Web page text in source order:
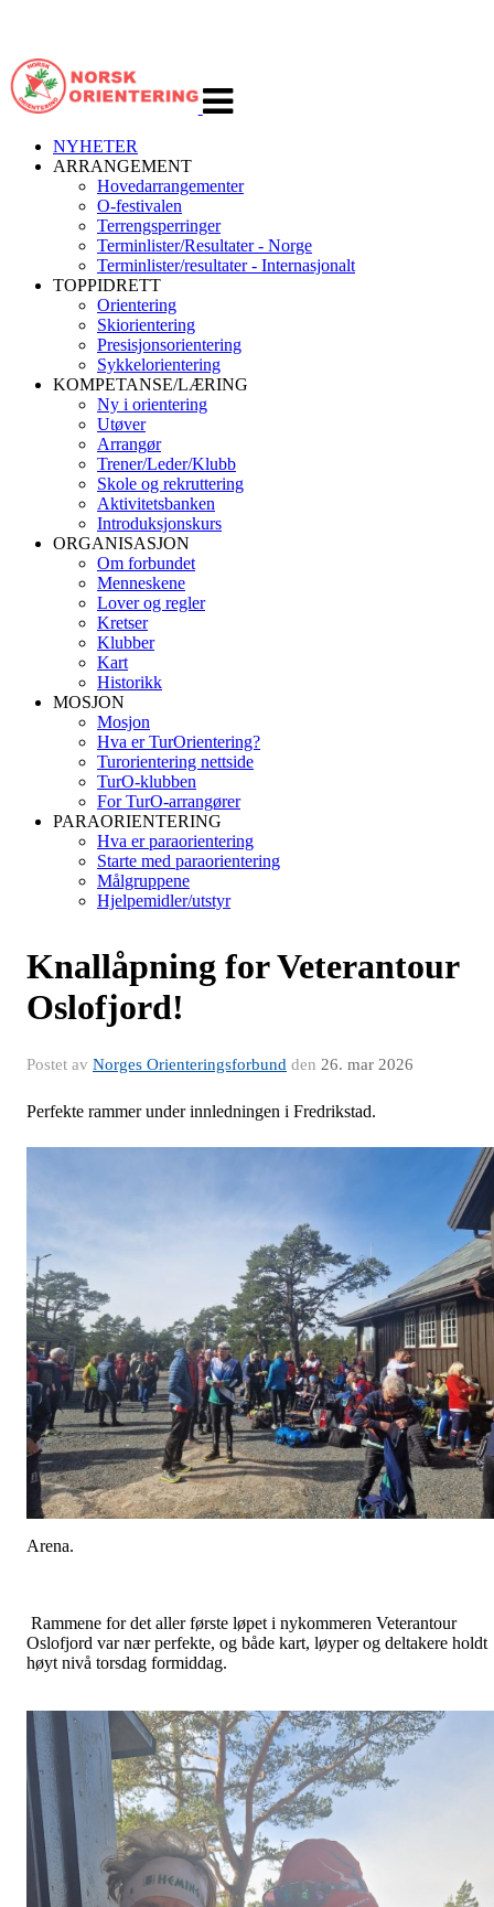
navigasjon
NYHETER
ARRANGEMENT
Hovedarrangementer
O-festivalen
Terrengsperringer
Terminlister/Resultater - Norge
Terminlister/resultater - Internasjonalt
TOPPIDRETT
Orientering
Skiorientering
Presisjonsorientering
Sykkelorientering
KOMPETANSE/LÆRING
Ny i orientering
Utøver
Arrangør
Trener/Leder/Klubb
Skole og rekruttering
Aktivitetsbanken
Introduksjonskurs
ORGANISASJON
Om forbundet
Menneskene
Lover og regler
Kretser
Klubber
Kart
Historikk
MOSJON
Mosjon
Hva er TurOrientering?
Turorientering nettside
TurO-klubben
For TurO-arrangører
PARAORIENTERING
Hva er paraorientering
Starte med paraorientering
Målgruppene
Hjelpemidler/utstyr
Knallåpning for Veterantour
Oslofjord!
Postet av Norges Orienteringsforbund den 26. mar 2026
Perfekte rammer under innledningen i Fredrikstad.
Arena.
Rammene for det aller første løpet i nykommeren Veterantour
Oslofjord var nær perfekte, og både kart, løyper og deltakere holdt
høyt nivå torsdag formiddag.